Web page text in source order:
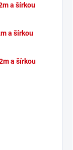
a šírkou
a šírkou
a šírkou